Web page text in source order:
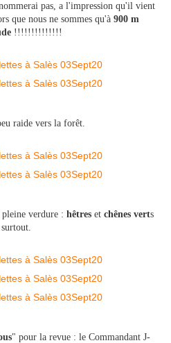
pas, a l'impression qu'il vient
que nous ne sommes qu'à 900 m
!!!!!!!!!!!!!!
raide vers la forêt.
verdure : hêtres et chênes verts
surtout.
" pour la revue : le Commandant J-